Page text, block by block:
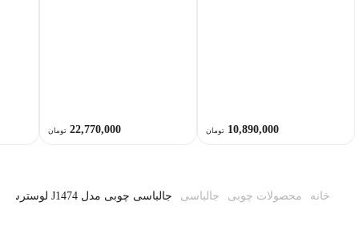
10,890,000 تومان 22,770,000 تومان
خانه محصولات چوبی جالباسی جالباسی چوبی مدل J1474 لوسترسازان | تلفیق چوب طبیعی با طراحی مدرن